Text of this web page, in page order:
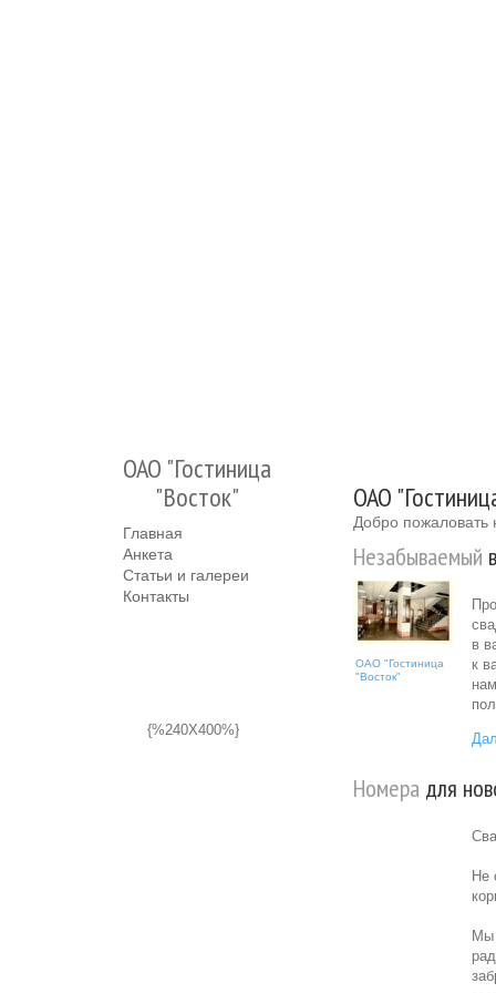
ОАО "Гостиница
"Восток"
Главная
Анкета
Статьи и галереи
Контакты
{%240X400%}
ОАО
Добро пожаловать
Незабываемый
ОАО "Гостиница
"Восток"
в
к
Номера для
Не
Мы